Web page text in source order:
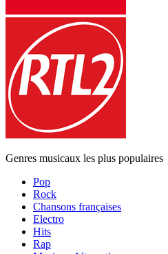
Genres musicaux les plus populaires
Pop
Rock
Chansons françaises
Electro
Hits
Rap